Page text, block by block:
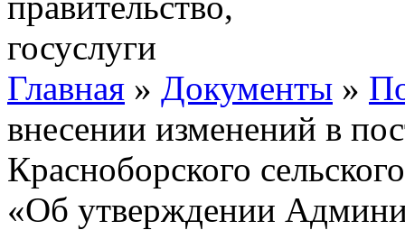
Главная » Документы »
внесении изменений в
Красноборского
«Об утверждении